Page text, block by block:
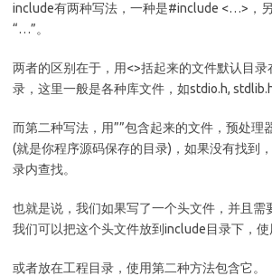
include有两种写法，一种是#include <…>，
“…”。
两者的区别在于，用<>括起来的文件默认目录
录，这里一般是各种库文件，如stdio.h,
而第二种写法，用””包含起来的文件，预处理
(就是你程序源码保存的目录)，如果没有找到
录内查找。
也就是说，我们如果写了一个头文件，并且需
我们可以把这个头文件放到include目录下，
或者放在工程目录，使用第二种方法包含它。